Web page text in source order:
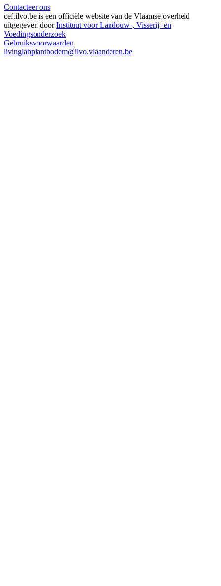
Contacteer ons
cef.ilvo.be is een officiële website van de Vlaamse overheid
uitgegeven doorInstituut voor Landouw-, Visserij- en
Voedingsonderzoek
Gebruiksvoorwaarden
livinglabplantbodem@ilvo.vlaanderen.be